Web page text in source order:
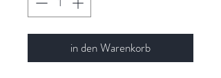
in den Warenkorb